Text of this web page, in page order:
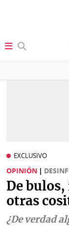
EXCLUSIVO
OPINIÓN |
De
otras
¿De verdad